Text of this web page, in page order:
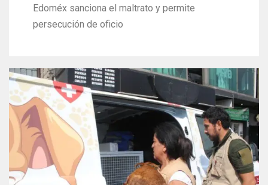
Edoméx sanciona el maltrato y permite
persecución de oficio